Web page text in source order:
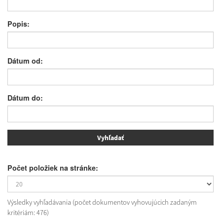
Popis:
Dátum od:
Dátum do:
Počet položiek na stránke:
Výsledky vyhľadávania (počet dokumentov vyhovujúcich zadaným
kritériám: 476)